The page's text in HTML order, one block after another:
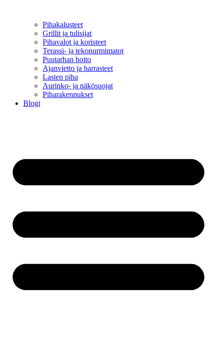
Pihakalusteet
Grillit ja tulisijat
Pihavalot ja koristeet
Terassi- ja tekonurmimatot
Puutarhan hoito
Ajanvietto ja harrasteet
Lasten piha
Aurinko- ja näkösuojat
Piharakennukset
Blogi